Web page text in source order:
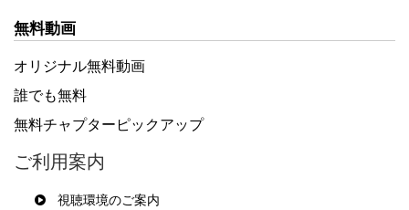
無料動画
オリジナル無料動画
誰でも無料
無料チャプターピックアップ
ご利用案内
視聴環境のご案内